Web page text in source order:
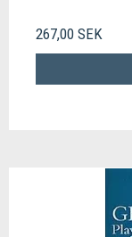
267,00 SEK